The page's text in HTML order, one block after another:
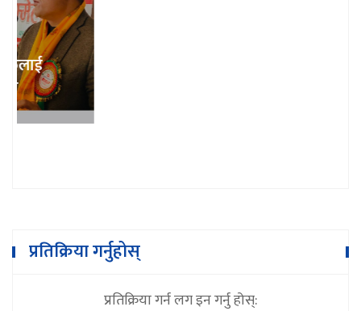
भुम्लु गाउँपालिका शिक्षक संघको अध्यक्षमा
गोबिन्दराज खरेल
प्रतिक्रिया गर्नुहोस्
प्रतिक्रिया गर्न लग इन गर्नु होस्: